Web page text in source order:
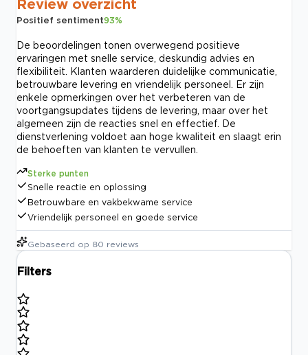
Review overzicht
Positief sentiment93%
De beoordelingen tonen overwegend positieve
ervaringen met snelle service, deskundig advies en
flexibiliteit. Klanten waarderen duidelijke communicatie,
betrouwbare levering en vriendelijk personeel. Er zijn
enkele opmerkingen over het verbeteren van de
voortgangsupdates tijdens de levering, maar over het
algemeen zijn de reacties snel en effectief. De
dienstverlening voldoet aan hoge kwaliteit en slaagt erin
de behoeften van klanten te vervullen.
Sterke punten
Snelle reactie en oplossing
Betrouwbare en vakbekwame service
Vriendelijk personeel en goede service
Gebaseerd op 80 reviews
Filters